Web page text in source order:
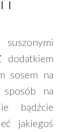
I
dodatkiem
sosem na
na
bądźcie
jakiegoś